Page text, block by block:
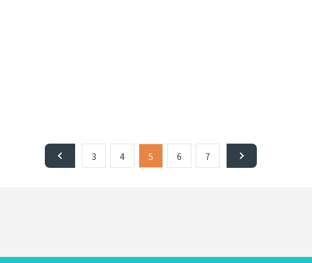
3 4 5 6 7